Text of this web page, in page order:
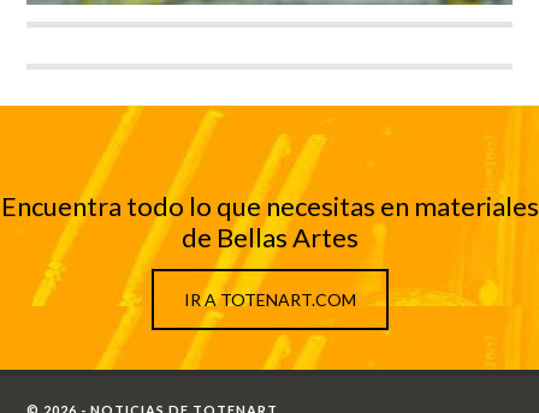
Encuentra todo lo que necesitas en materiales
de Bellas Artes
IR A TOTENART.COM